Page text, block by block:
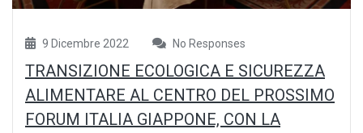
9 Dicembre 2022 No Responses
TRANSIZIONE ECOLOGICA E SICUREZZA
ALIMENTARE AL CENTRO DEL PROSSIMO
FORUM ITALIA GIAPPONE, CON LA